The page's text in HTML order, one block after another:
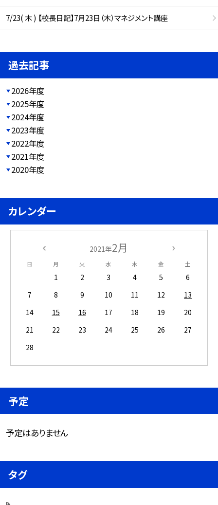
7/23( 木 ) 【校長日記】7月23日（木）マネジメント講座
過去記事
2026年度
2025年度
2024年度
2023年度
2022年度
2021年度
2020年度
カレンダー
2021年2月
日 月 火 水 木 金 土
1 2 3 4 5
6
7
8 9 10 11 12
13
14
15 16 17 18 19
20
21
22 23 24 25 26
27
28
予定
予定はありません
タグ